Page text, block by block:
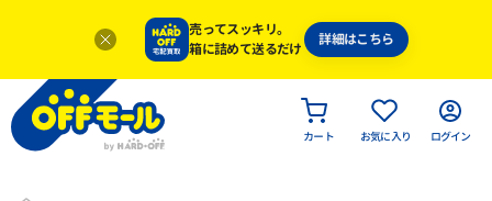
売ってスッキリ。
箱に詰めて送るだけ
詳細はこちら
カート お気に入り ログイン